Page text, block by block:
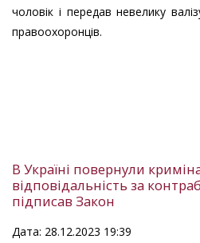
чоловік і передав невелику
правоохоронців.
В Україні повернули
відповідальність за
підписав Закон
Дата: 28.12.2023 19:39